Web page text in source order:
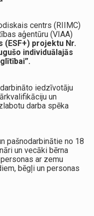
centrs (RIIMC)
aģentūru (VIAA)
(ESF+) projektu Nr.
individuālajās
iedzīvotāju
un
darba spēka
pašnodarbinātie no 18
un vecāki bērna
ar zemu
bēgļi un personas